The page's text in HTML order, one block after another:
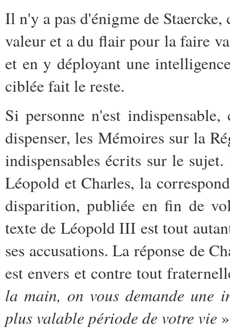
Il n'y a pas d'énigme de
valeur et a du flair pour la faire
et en y déployant une
ciblée fait le reste.
Si personne n'est
dispenser, les Mémoires sur la
indispensables écrits sur le
Léopold et Charles, la
disparition, publiée en fin de
texte de Léopold III est tout
ses accusations. La réponse de
est envers et contre tout
la main, on vous demande une
plus valable période de votre vie